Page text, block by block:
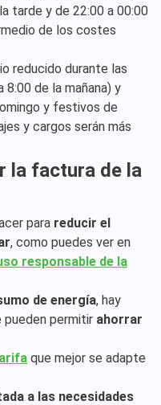
tarde y de 22:00 a 00:00
de los costes
reducido durante las
8:00 de la mañana) y
y festivos de
y cargos serán más
la factura de la
para reducir el
, como puedes ver en
responsable de la
de energía, hay
pueden permitir ahorrar
que mejor se adapte
a las necesidades